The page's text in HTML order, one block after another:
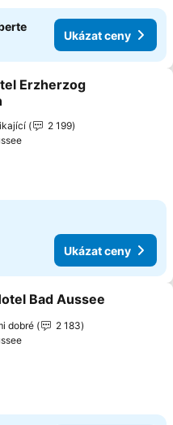
Ukázat ceny
na seznam oblíbených
Erzherzog
2 199
Ukázat ceny
na seznam oblíbených
Bad Aussee
dobré
2 183